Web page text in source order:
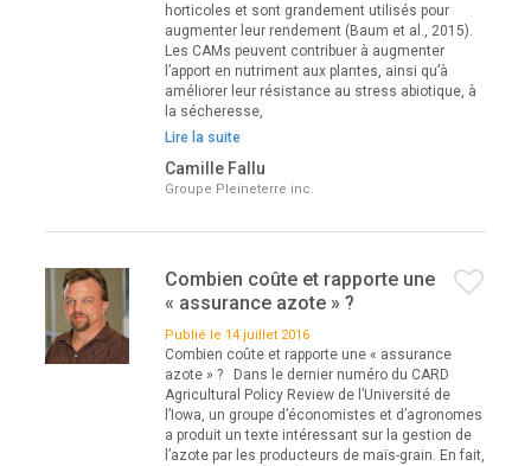
horticoles et sont grandement utilisés pour
augmenter leur rendement (Baum et al., 2015).
Les CAMs peuvent contribuer à augmenter
l’apport en nutriment aux plantes, ainsi qu’à
améliorer leur résistance au stress abiotique, à
la sécheresse,
Lire la suite
Camille Fallu
Groupe Pleineterre inc.
Combien coûte et rapporte une
« assurance azote » ?
Publié le 14 juillet 2016
Combien coûte et rapporte une « assurance
azote » ? Dans le dernier numéro du CARD
Agricultural Policy Review de l’Université de
l’Iowa, un groupe d’économistes et d’agronomes
a produit un texte intéressant sur la gestion de
l’azote par les producteurs de maïs-grain. En fait,